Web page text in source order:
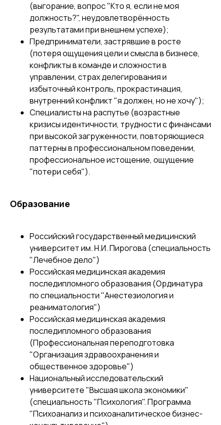
(выгорание, вопрос "Кто я, если не моя
должность?", неудовлетворённость
результатами при внешнем успехе);
Предприниматели, застрявшие в росте
(потеря ощущения цели и смысла в бизнесе,
конфликты в команде и сложности в
управлении, страх делегирования и
избыточный контроль, прокрастинация,
внутренний конфликт "я должен, но не хочу");
Специалисты на распутье (возрастные
кризисы идентичности, трудности с финансами
при высокой загруженности, повторяющиеся
паттерны в профессиональном поведении,
профессиональное истощение, ощущение
"потери себя").
Образование
Российский государственный медицинский
университет им. Н.И. Пирогова (специальность
"Лечебное дело")
Российская медицинская академия
последипломного образования (Ординатура
по специальности "Анестезиология и
реаниматология")
Российская медицинская академия
последипломного образования
(Профессиональная переподготовка
"Организация здравоохранения и
общественное здоровье")
Национальный исследовательский
университете "Высшая школа экономики"
(специальность "Психология". Программа
"Психоанализ и психоаналитическое бизнес-